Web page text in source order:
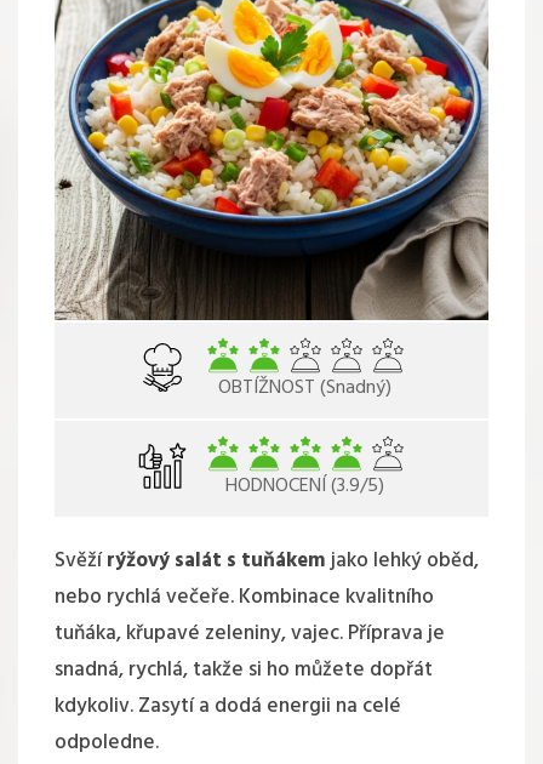
OBTÍŽNOST (Snadný)
HODNOCENÍ (3.9/5)
Svěžírýžový salát s tuňákemjako lehký oběd,
nebo rychlá večeře. Kombinace kvalitního
tuňáka, křupavé zeleniny, vajec. Příprava je
snadná, rychlá, takže si ho můžete dopřát
kdykoliv. Zasytí a dodá energii na celé
odpoledne.